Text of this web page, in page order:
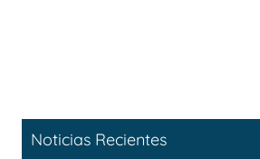
Noticias Recientes